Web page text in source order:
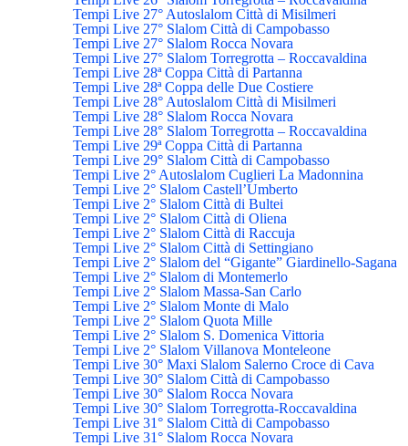
Tempi Live 27° Autoslalom Città di Misilmeri
Tempi Live 27° Slalom Città di Campobasso
Tempi Live 27° Slalom Rocca Novara
Tempi Live 27° Slalom Torregrotta – Roccavaldina
Tempi Live 28ª Coppa Città di Partanna
Tempi Live 28ª Coppa delle Due Costiere
Tempi Live 28° Autoslalom Città di Misilmeri
Tempi Live 28° Slalom Rocca Novara
Tempi Live 28° Slalom Torregrotta – Roccavaldina
Tempi Live 29ª Coppa Città di Partanna
Tempi Live 29° Slalom Città di Campobasso
Tempi Live 2° Autoslalom Cuglieri La Madonnina
Tempi Live 2° Slalom Castell’Umberto
Tempi Live 2° Slalom Città di Bultei
Tempi Live 2° Slalom Città di Oliena
Tempi Live 2° Slalom Città di Raccuja
Tempi Live 2° Slalom Città di Settingiano
Tempi Live 2° Slalom del “Gigante” Giardinello-Sagana
Tempi Live 2° Slalom di Montemerlo
Tempi Live 2° Slalom Massa-San Carlo
Tempi Live 2° Slalom Monte di Malo
Tempi Live 2° Slalom Quota Mille
Tempi Live 2° Slalom S. Domenica Vittoria
Tempi Live 2° Slalom Villanova Monteleone
Tempi Live 30° Maxi Slalom Salerno Croce di Cava
Tempi Live 30° Slalom Città di Campobasso
Tempi Live 30° Slalom Rocca Novara
Tempi Live 30° Slalom Torregrotta-Roccavaldina
Tempi Live 31° Slalom Città di Campobasso
Tempi Live 31° Slalom Rocca Novara